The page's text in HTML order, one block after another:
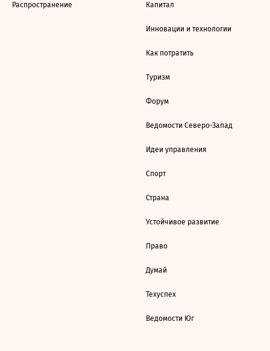
Распространение Капитал
Инновации и технологии
Как потратить
Туризм
Форум
Ведомости Северо-Запад
Идеи управления
Спорт
Страна
Устойчивое развитие
Право
Думай
Техуспех
Ведомости Юг